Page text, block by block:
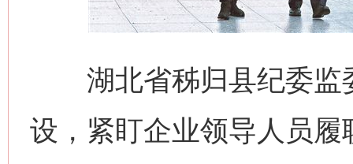
湖北省秭归县纪委监
设，紧盯企业领导人员